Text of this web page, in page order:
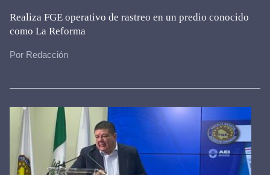
Realiza FGE operativo de rastreo en un predio conocido
como La Reforma
Por Redacción